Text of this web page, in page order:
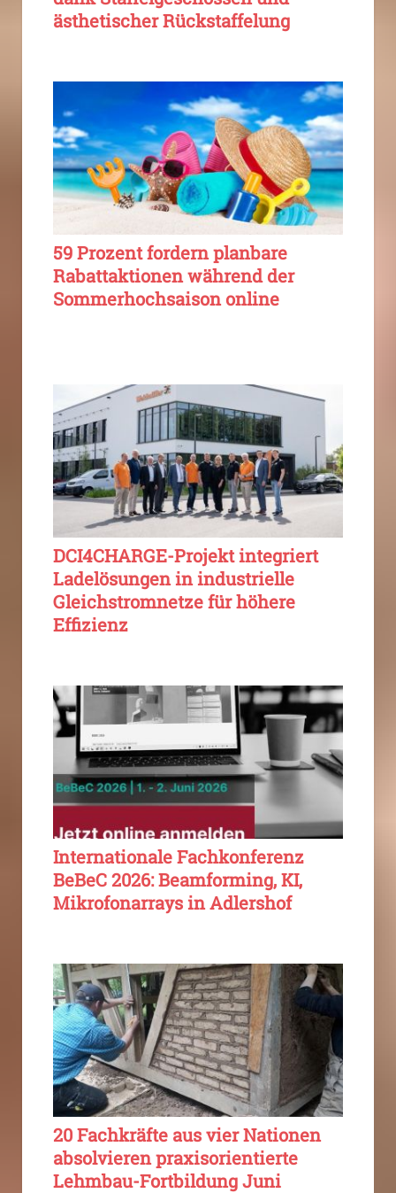
ästhetischer Rückstaffelung
59 Prozent fordern planbare
Rabattaktionen während der
Sommerhochsaison online
DCI4CHARGE-Projekt integriert
Ladelösungen in industrielle
Gleichstromnetze für höhere
Effizienz
Internationale Fachkonferenz
BeBeC 2026: Beamforming, KI,
Mikrofonarrays in Adlershof
20 Fachkräfte aus vier Nationen
absolvieren praxisorientierte
Lehmbau-Fortbildung Juni